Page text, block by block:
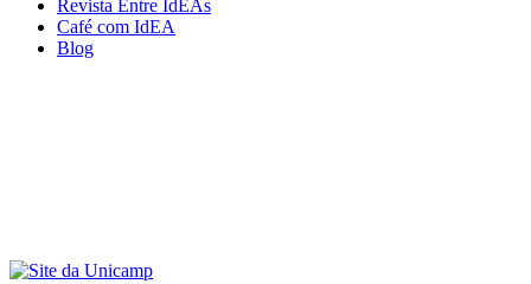
Revista Entre IdEAs
Café com IdEA
Blog